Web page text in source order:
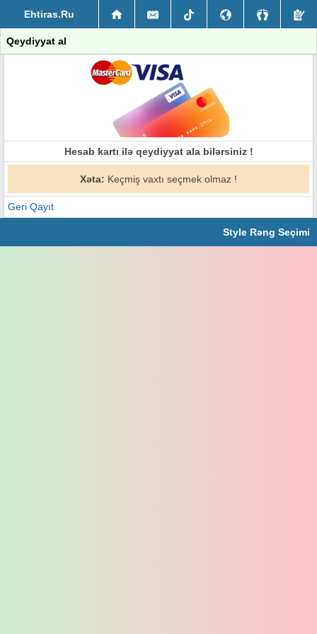
Ehtiras.Ru
Qeydiyyat al
Hesab kartı ilə qeydiyyat ala bilərsiniz !
Xəta: Keçmiş vaxtı seçmek olmaz !
Geri Qayıt
Style Rəng Seçimi